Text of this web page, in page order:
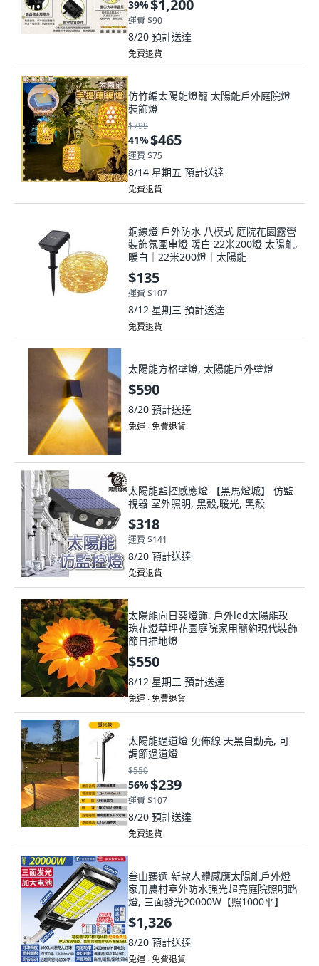
39%$1,200
運費 $90
8/20 預計送達
免費退貨
仿竹編太陽能燈籠 太陽能戶外庭院燈
裝飾燈
$799
41%$465
運費 $75
8/14 星期五 預計送達
免費退貨
銅線燈 戶外防水 八模式 庭院花園露營
裝飾氛圍串燈 暖白 22米200燈 太陽能,
暖白｜22米200燈｜太陽能
$135
運費 $107
8/12 星期三 預計送達
免費退貨
太陽能方格壁燈, 太陽能戶外壁燈
$590
8/20 預計送達
免運 ∙ 免費退貨
太陽能監控感應燈 【黑馬燈城】 仿監
視器 室外照明, 黑殼,暖光, 黑殼
$318
運費 $141
8/20 預計送達
免費退貨
太陽能向日葵燈飾, 戶外led太陽能玫
瑰花燈草坪花園庭院家用簡約現代裝飾
節日插地燈
$550
8/12 星期三 預計送達
免運 ∙ 免費退貨
太陽能過道燈 免佈線 天黑自動亮, 可
調節過道燈
$550
56%$239
運費 $107
8/20 預計送達
免費退貨
叁山臻選 新款人體感應太陽能戶外燈
家用農村室外防水强光超亮庭院照明路
燈, 三面發光20000W【照1000平】
$1,326
8/20 預計送達
免運 ∙ 免費退貨